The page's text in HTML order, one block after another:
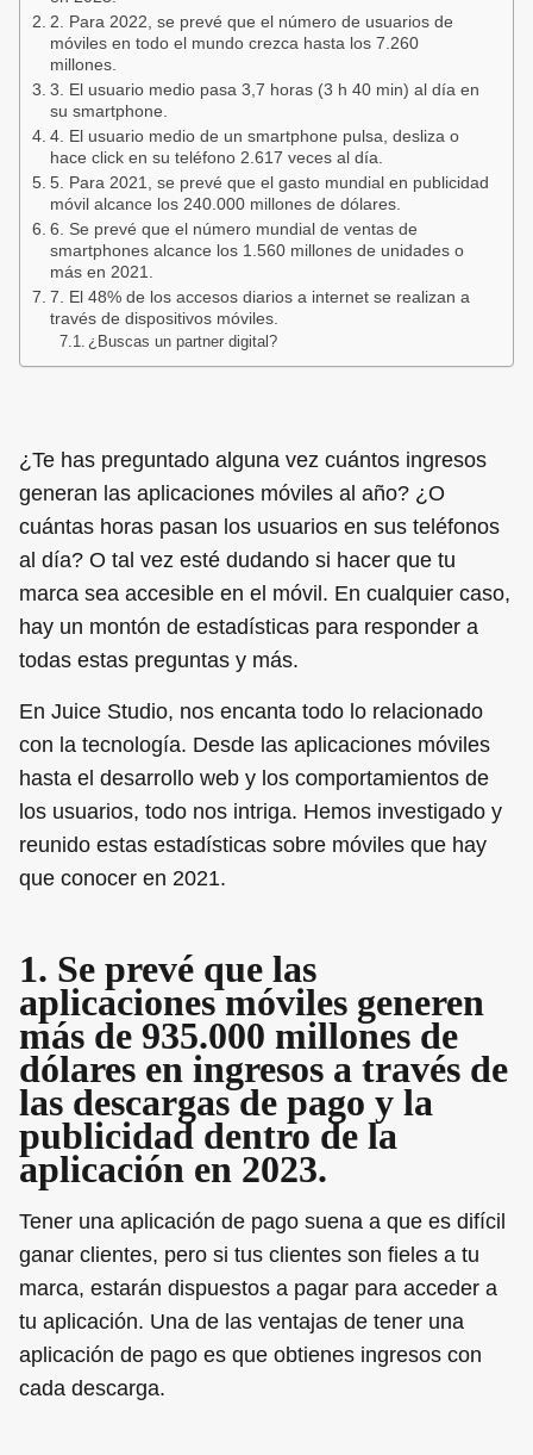
2. Para 2022, se prevé que el número de usuarios de
móviles en todo el mundo crezca hasta los 7.260
millones.
3. El usuario medio pasa 3,7 horas (3 h 40 min) al día en
su smartphone.
4. El usuario medio de un smartphone pulsa, desliza o
hace click en su teléfono 2.617 veces al día.
5. Para 2021, se prevé que el gasto mundial en publicidad
móvil alcance los 240.000 millones de dólares.
6. Se prevé que el número mundial de ventas de
smartphones alcance los 1.560 millones de unidades o
más en 2021.
7. El 48% de los accesos diarios a internet se realizan a
través de dispositivos móviles.
¿Buscas un partner digital?
¿Te has preguntado alguna vez cuántos ingresos
generan las aplicaciones móviles al año? ¿O
cuántas horas pasan los usuarios en sus teléfonos
al día? O tal vez esté dudando si hacer que tu
marca sea accesible en el móvil. En cualquier caso,
hay un montón de estadísticas para responder a
todas estas preguntas y más.
En Juice Studio, nos encanta todo lo relacionado
con la tecnología. Desde las aplicaciones móviles
hasta el desarrollo web y los comportamientos de
los usuarios, todo nos intriga. Hemos investigado y
reunido estas estadísticas sobre móviles que hay
que conocer en 2021.
1. Se prevé que las
aplicaciones móviles generen
más de 935.000 millones de
dólares en ingresos a través de
las descargas de pago y la
publicidad dentro de la
aplicación en 2023.
Tener una aplicación de pago suena a que es difícil
ganar clientes, pero si tus clientes son fieles a tu
marca, estarán dispuestos a pagar para acceder a
tu aplicación. Una de las ventajas de tener una
aplicación de pago es que obtienes ingresos con
cada descarga.